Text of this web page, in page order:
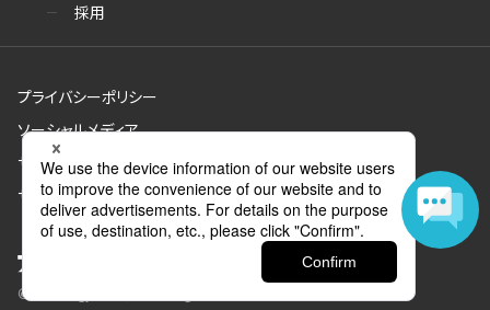
採用
プライバシーポリシー
ソーシャルメディア
サイトのご利用について
サイトマップ
© Aica Kogyo Co., Ltd. all rights reserved.